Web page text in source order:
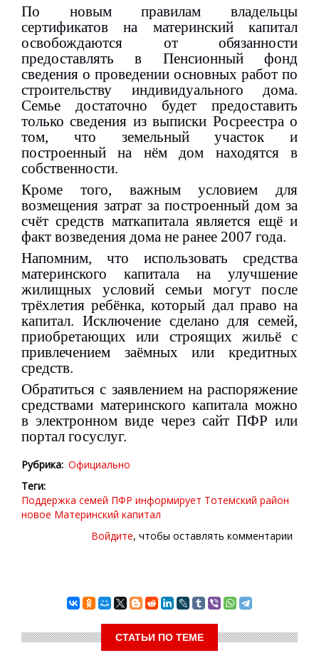
По новым правилам владельцы
сертификатов на материнский капитал
освобождаются от обязанности
предоставлять в Пенсионный фонд
сведения о проведении основных работ по
строительству индивидуального дома.
Семье достаточно будет предоставить
только сведения из выписки Росреестра о
том, что земельный участок и
построенный на нём дом находятся в
собственности.
Кроме того, важным условием для
возмещения затрат за построенный дом за
счёт средств маткапитала является ещё и
факт возведения дома не ранее 2007 года.
Напомним, что использовать средства
материнского капитала на улучшение
жилищных условий семьи могут после
трёхлетия ребёнка, который дал право на
капитал. Исключение сделано для семей,
приобретающих или строящих жильё с
привлечением заёмных или кредитных
средств.
Обратиться с заявлением на распоряжение
средствами материнского капитала можно
в электронном виде через сайт ПФР или
портал госуслуг.
Рубрика Официально
Теги
Поддержка семей ПФР информирует Тотемский район
новое Материнский капитал
Войдите, чтобы оставлять комментарии
СТАТЬИ ПО ТЕМЕ